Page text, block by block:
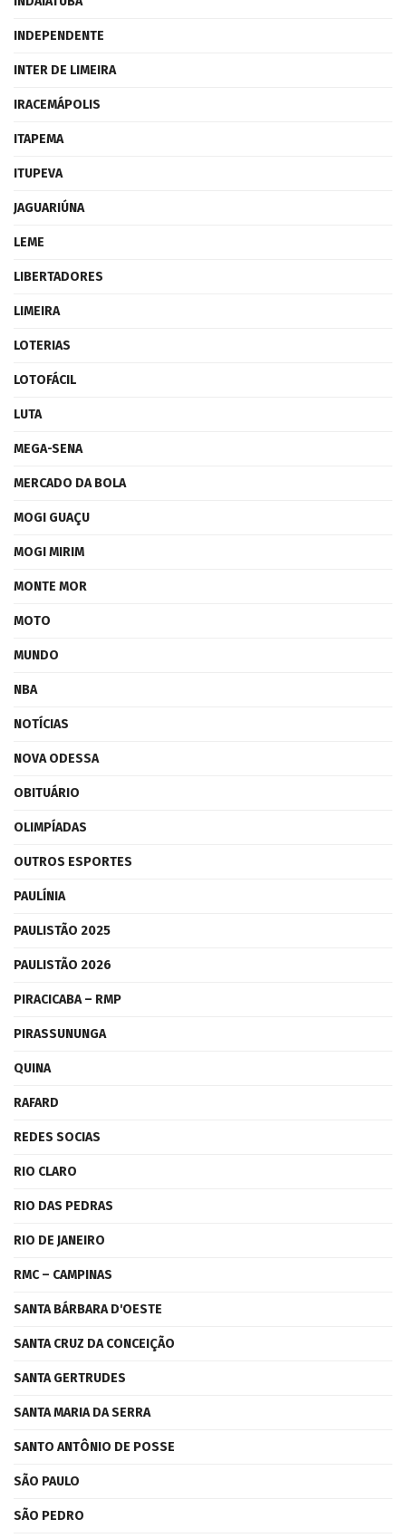
INDEPENDENTE
INTER DE LIMEIRA
IRACEMÁPOLIS
ITAPEMA
ITUPEVA
JAGUARIÚNA
LEME
LIBERTADORES
LIMEIRA
LOTERIAS
LOTOFÁCIL
LUTA
MEGA-SENA
MERCADO DA BOLA
MOGI GUAÇU
MOGI MIRIM
MONTE MOR
MOTO
MUNDO
NBA
NOTÍCIAS
NOVA ODESSA
OBITUÁRIO
OLIMPÍADAS
OUTROS ESPORTES
PAULÍNIA
PAULISTÃO 2025
PAULISTÃO 2026
PIRACICABA – RMP
PIRASSUNUNGA
QUINA
RAFARD
REDES SOCIAS
RIO CLARO
RIO DAS PEDRAS
RIO DE JANEIRO
RMC – CAMPINAS
SANTA BÁRBARA D'OESTE
SANTA CRUZ DA CONCEIÇÃO
SANTA GERTRUDES
SANTA MARIA DA SERRA
SANTO ANTÔNIO DE POSSE
SÃO PAULO
SÃO PEDRO